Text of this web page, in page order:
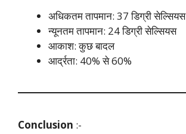
अधिकतम तापमान: 37 डिग्री सेल्सियस
न्यूनतम तापमान: 24 डिग्री सेल्सियस
आकाश: कुछ बादल
आर्द्रता: 40% से 60%
Conclusion :-